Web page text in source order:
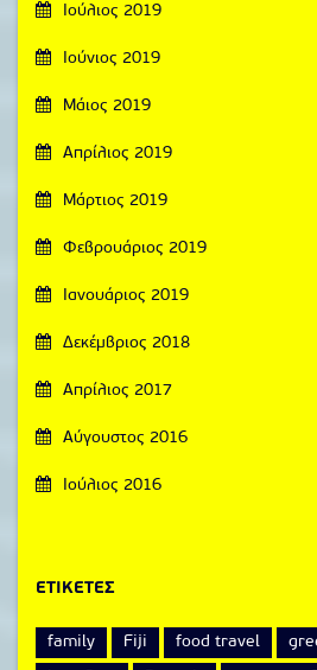
Ιούλιος 2019
Ιούνιος 2019
Μάιος 2019
Απρίλιος 2019
Μάρτιος 2019
Φεβρουάριος 2019
Ιανουάριος 2019
Δεκέμβριος 2018
Απρίλιος 2017
Αύγουστος 2016
Ιούλιος 2016
ΕΤΙΚΈΤΕΣ
family Fiji food travel